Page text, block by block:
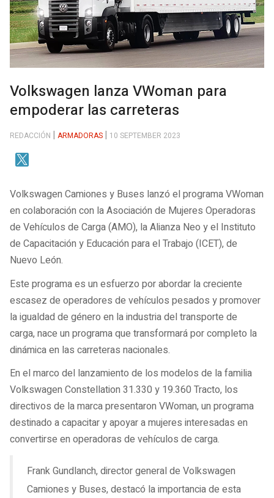
Volkswagen lanza VWoman para
empoderar las carreteras
REDACCIÓN ARMADORAS 10 SEPTEMBER 2023
Volkswagen Camiones y Buses lanzó el programa VWoman
en colaboración con la Asociación de Mujeres Operadoras
de Vehículos de Carga (AMO), la Alianza Neo y el Instituto
de Capacitación y Educación para el Trabajo (ICET), de
Nuevo León.
Este programa es un esfuerzo por abordar la creciente
escasez de operadores de vehículos pesados y promover
la igualdad de género en la industria del transporte de
carga, nace un programa que transformará por completo la
dinámica en las carreteras nacionales.
En el marco del lanzamiento de los modelos de la familia
Volkswagen Constellation 31.330 y 19.360 Tracto, los
directivos de la marca presentaron VWoman, un programa
destinado a capacitar y apoyar a mujeres interesadas en
convertirse en operadoras de vehículos de carga.
Frank Gundlanch, director general de Volkswagen
Camiones y Buses, destacó la importancia de esta